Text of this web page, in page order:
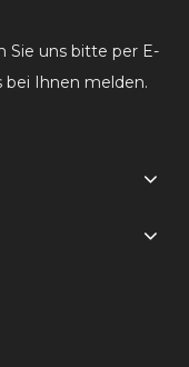
Sie uns bitte per E-
bei Ihnen melden.